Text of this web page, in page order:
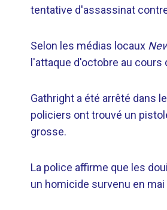
tentative d'assassinat
Selon les médias locaux
l'attaque d'octobre au cours
Gathright a été arrêté dans
policiers ont trouvé un
grosse.
La police affirme que les
un homicide survenu en